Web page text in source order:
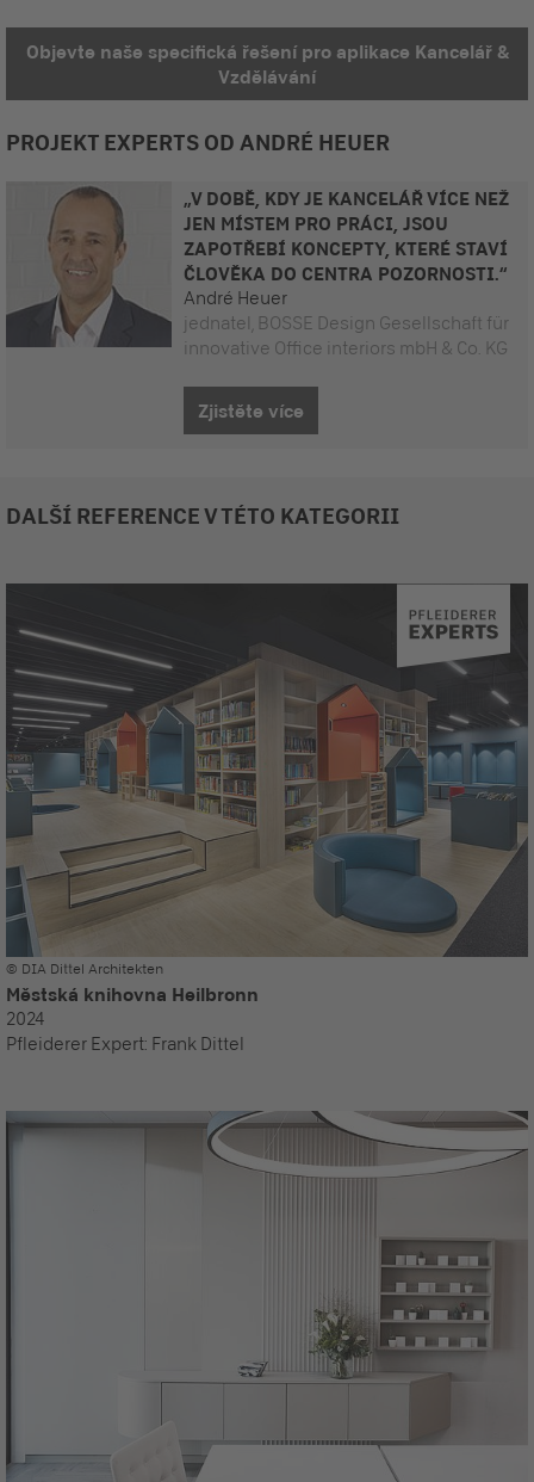
Objevte naše specifická řešení pro aplikace Kancelář &
Vzdělávání
PROJEKT EXPERTS OD ANDRÉ HEUER
„V DOBĚ, KDY JE KANCELÁŘ VÍCE NEŽ
JEN MÍSTEM PRO PRÁCI, JSOU
ZAPOTŘEBÍ KONCEPTY, KTERÉ STAVÍ
ČLOVĚKA DO CENTRA POZORNOSTI.“
André Heuer
jednatel, BOSSE Design Gesellschaft für
innovative Office interiors mbH & Co. KG
Zjistěte více
DALŠÍ REFERENCE V TÉTO KATEGORII
© DIA Dittel Architekten
Městská knihovna Heilbronn
2024
Pfleiderer Expert: Frank Dittel